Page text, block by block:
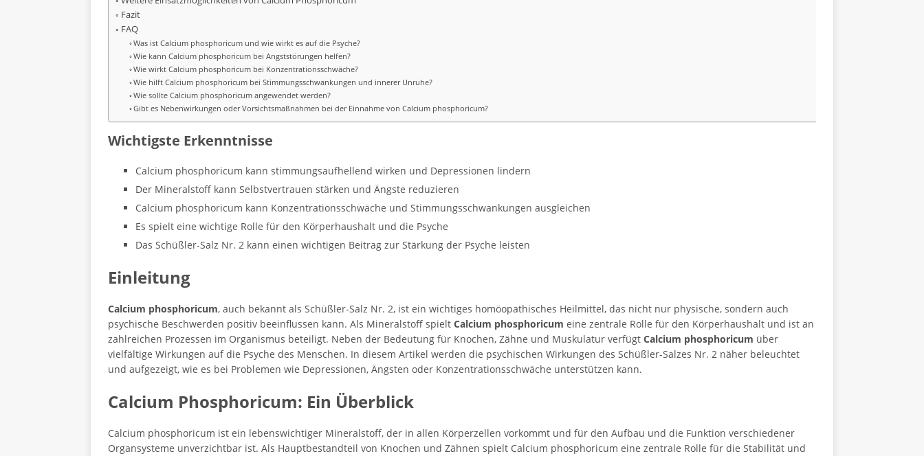
Fazit
FAQ
Was ist Calcium phosphoricum und wie wirkt es auf die Psyche?
Wie kann Calcium phosphoricum bei Angststörungen helfen?
Wie wirkt Calcium phosphoricum bei Konzentrationsschwäche?
Wie hilft Calcium phosphoricum bei Stimmungsschwankungen und innerer Unruhe?
Wie sollte Calcium phosphoricum angewendet werden?
Gibt es Nebenwirkungen oder Vorsichtsmaßnahmen bei der Einnahme von Calcium phosphoricum?
Wichtigste Erkenntnisse
Calcium phosphoricum kann stimmungsaufhellend wirken und Depressionen lindern
Der Mineralstoff kann Selbstvertrauen stärken und Ängste reduzieren
Calcium phosphoricum kann Konzentrationsschwäche und Stimmungsschwankungen ausgleichen
Es spielt eine wichtige Rolle für den Körperhaushalt und die Psyche
Das Schüßler-Salz Nr. 2 kann einen wichtigen Beitrag zur Stärkung der Psyche leisten
Einleitung
Calcium phosphoricum, auch bekannt als Schüßler-Salz Nr. 2, ist ein wichtiges homöopathisches Heilmittel, das nicht nur physische, sondern auch
psychische Beschwerden positiv beeinflussen kann. Als Mineralstoff spielt Calcium phosphoricum eine zentrale Rolle für den Körperhaushalt und ist an
zahlreichen Prozessen im Organismus beteiligt. Neben der Bedeutung für Knochen, Zähne und Muskulatur verfügt Calcium phosphoricum über
vielfältige Wirkungen auf die Psyche des Menschen. In diesem Artikel werden die psychischen Wirkungen des Schüßler-Salzes Nr. 2 näher beleuchtet
und aufgezeigt, wie es bei Problemen wie Depressionen, Ängsten oder Konzentrationsschwäche unterstützen kann.
Calcium Phosphoricum: Ein Überblick
Calcium phosphoricum ist ein lebenswichtiger Mineralstoff, der in allen Körperzellen vorkommt und für den Aufbau und die Funktion verschiedener
Organsysteme unverzichtbar ist. Als Hauptbestandteil von Knochen und Zähnen spielt Calcium phosphoricum eine zentrale Rolle für die Stabilität und